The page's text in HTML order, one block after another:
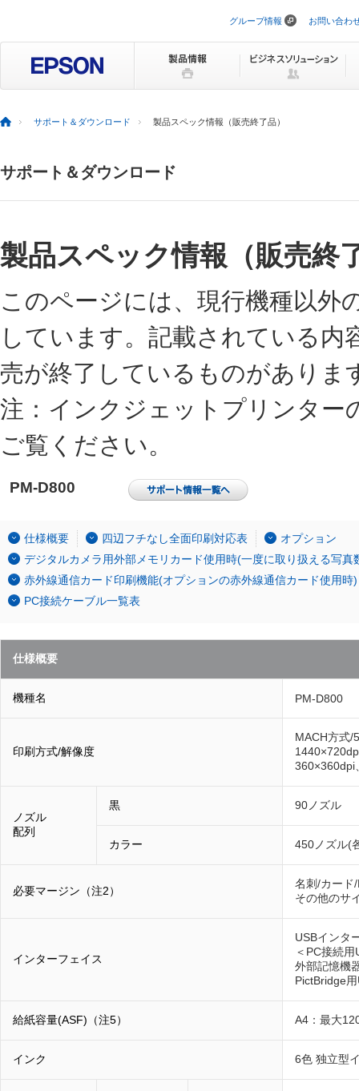
ビ
ョ
を
ス
グループ情報 お問い合わ
サポート＆ダウンロード 製品スペック情報（販売終了品）
サポート＆ダウンロード
製品スペック情報（販売終
このページには、現行機種以外
しています。記載されている内
売が終了しているものがありま
注：インクジェットプリンター
ご覧ください。
PM-D800
仕様概要 四辺フチなし全面印刷対応表
オプション
デジタルカメラ用外部メモリカード使用時(一度に取り扱える写
赤外線通信カード印刷機能(オプションの赤外線通信カード使用時)
PC接続ケーブル一覧表
仕様概要
機種名 PM-D800
印刷方式/解像度
MACH方式/
360×360dpi
ノズル
配列
黒 90ノズル
カラー 450ノズル(
必要マージン（注2）
名刺/カード
その他のサ
インターフェイス
USBインタ
＜PC接続
外部記憶機
PictBridge
給紙容量(ASF)（注5） A4：最大
インク 6色 独立型